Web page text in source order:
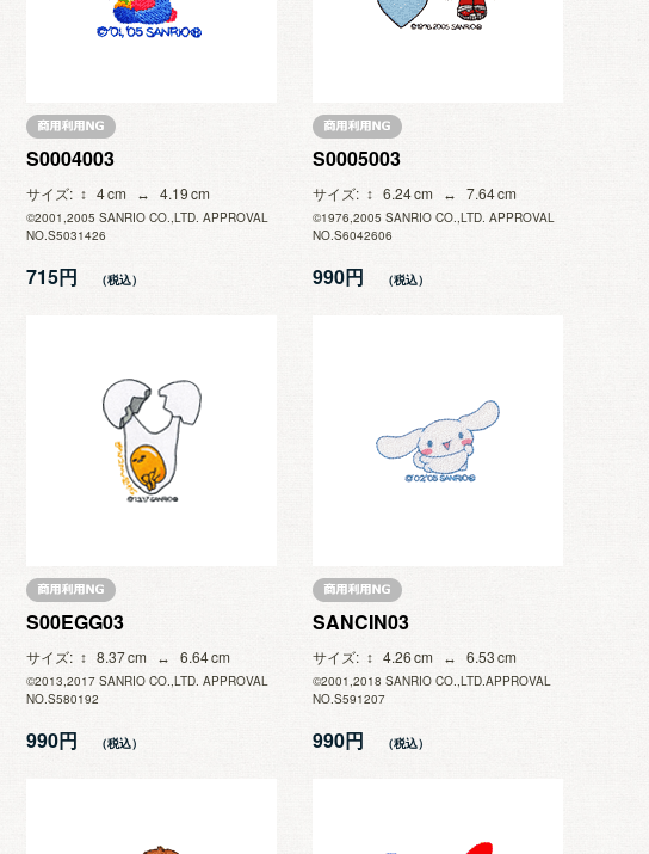
S0004003
サイズ 4 4.19
©2001,2005 SANRIO CO.,LTD. APPROVAL
NO.S5031426
715円
S0005003
サイズ 6.24 7.64
©1976,2005 SANRIO CO.,LTD. APPROVAL
NO.S6042606
990円
S00EGG03
サイズ 8.37 6.64
©2013,2017 SANRIO CO.,LTD. APPROVAL
NO.S580192
990円
SANCIN03
サイズ 4.26 6.53
©2001,2018 SANRIO CO.,LTD.APPROVAL
NO.S591207
990円